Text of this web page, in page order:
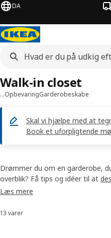
DA
…OpbevaringGarderobeskabe
Skal vi hjælpe med at
Book et uforpligtende
Walk-in closet
Drømmer du om en garderobe,
overblik? Få tips og idéer til at
Læs mere
Sorter og filtrer
13 varer